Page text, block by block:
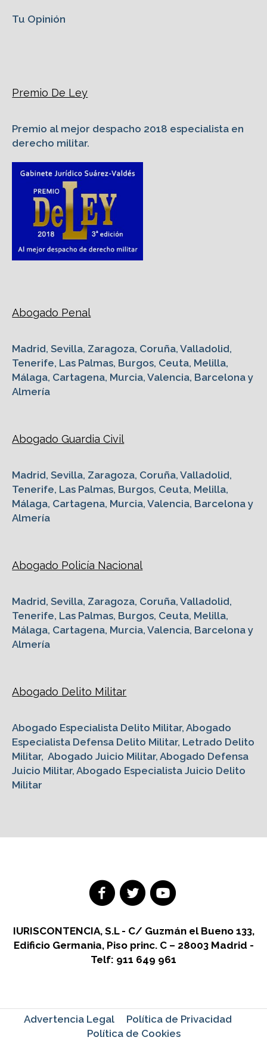
Tu Opinión
Premio De Ley
Premio al mejor despacho 2018 especialista en
derecho militar.
Abogado Penal
Madrid, Sevilla, Zaragoza, Coruña, Valladolid,
Tenerife, Las Palmas, Burgos, Ceuta, Melilla,
Málaga, Cartagena, Murcia, Valencia, Barcelona y
Almería
Abogado Guardia Civil
Madrid, Sevilla, Zaragoza, Coruña, Valladolid,
Tenerife, Las Palmas, Burgos, Ceuta, Melilla,
Málaga, Cartagena, Murcia, Valencia, Barcelona y
Almería
Abogado Policía Nacional
Madrid, Sevilla, Zaragoza, Coruña, Valladolid,
Tenerife, Las Palmas, Burgos, Ceuta, Melilla,
Málaga, Cartagena, Murcia, Valencia, Barcelona y
Almería
Abogado Delito Militar
Abogado Especialista Delito Militar, Abogado
Especialista Defensa Delito Militar, Letrado Delito
Militar, Abogado Juicio Militar, Abogado Defensa
Juicio Militar, Abogado Especialista Juicio Delito
Militar
IURISCONTENCIA, S.L - C/ Guzmán el Bueno 133,
Edificio Germania, Piso princ. C – 28003 Madrid -
Telf: 911 649 961
Advertencia Legal
Política de Privacidad
Política de Cookies